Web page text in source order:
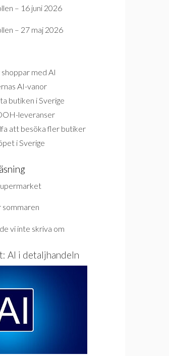
– 16 juni 2026
– 27 maj 2026
med AI
AI-vanor
butiken i Sverige
leveranser
att besöka fler butiker
i Sverige
sommaren
vi inte skriva om
AI i detaljhandeln